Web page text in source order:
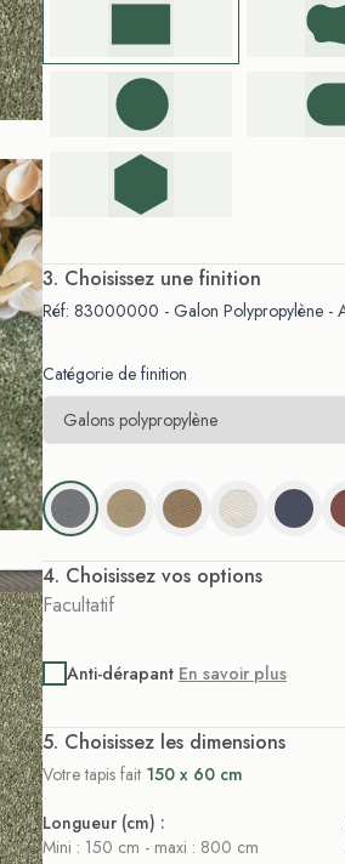
. Choisissez une finition
Réf: 83000000 - Galon Polypropylène -
Catégorie de finition
. Choisissez vos options
Facultatif
Anti-dérapant En savoir plus
. Choisissez les dimensions
Votre tapis fait 150 x 60 cm
Longueur (cm) :
Mini : 150 cm - maxi : 800 cm